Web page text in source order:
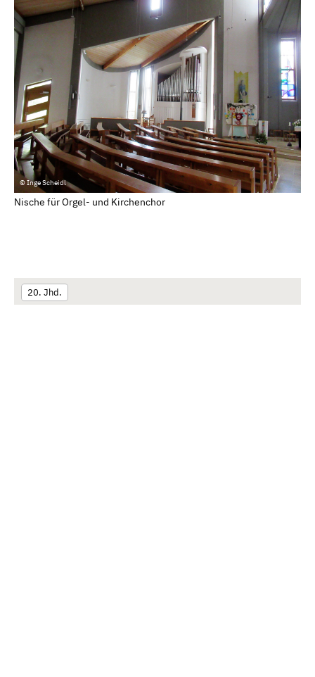
© Inge Scheidl
Nische für Orgel- und Kirchenchor
20. Jhd.